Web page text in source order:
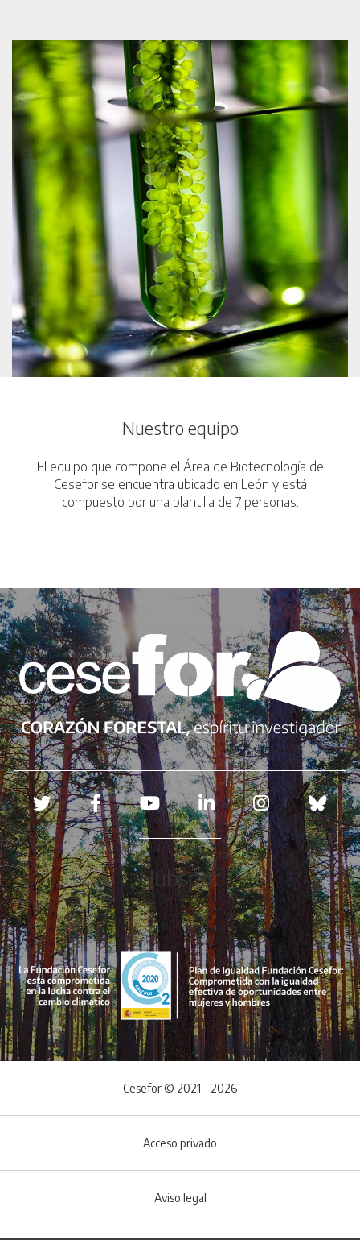
Nuestro equipo
El equipo que compone el Área de Biotecnología de
Cesefor se encuentra ubicado en León y está
compuesto por una plantilla de 7 personas.
Redes sociales
Hubspot
Cesefor © 2021 - 2026
Acceso privado
Aviso legal